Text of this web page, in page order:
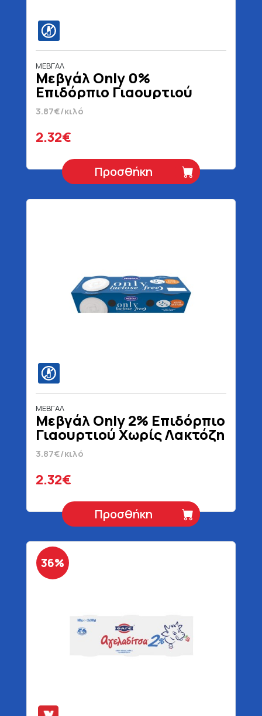
ΜΕΒΓΑΛ
Μεβγάλ Only 0%
Επιδόρπιο Γιαουρτιού
Χωρίς Λακτόζη 3 x 200 gr
3.87€/κιλό
2.32€
Προσθήκη
ΜΕΒΓΑΛ
Μεβγάλ Only 2% Επιδόρπιο
Γιαουρτιού Χωρίς Λακτόζη
3 x 200 gr
3.87€/κιλό
2.32€
Προσθήκη
36%